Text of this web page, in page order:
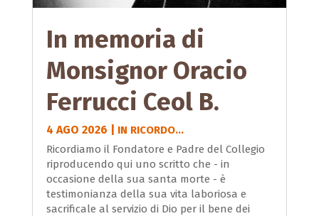
In memoria di
Monsignor Oracio
Ferrucci Ceol B.
4 AGO 2026
IN RICORDO...
Ricordiamo il Fondatore e Padre del Collegio
riproducendo qui uno scritto che - in
occasione della sua santa morte - è
testimonianza della sua vita laboriosa e
sacrificale al servizio di Dio per il bene dei